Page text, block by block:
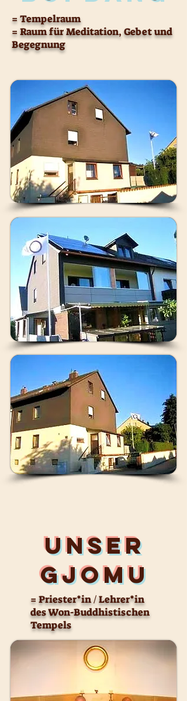
= Tempelraum
= Raum für Meditation, Gebet und
Begegnung
Unser
gjomu
= Priester*in / Lehrer*in
des Won-Buddhistischen
Tempels